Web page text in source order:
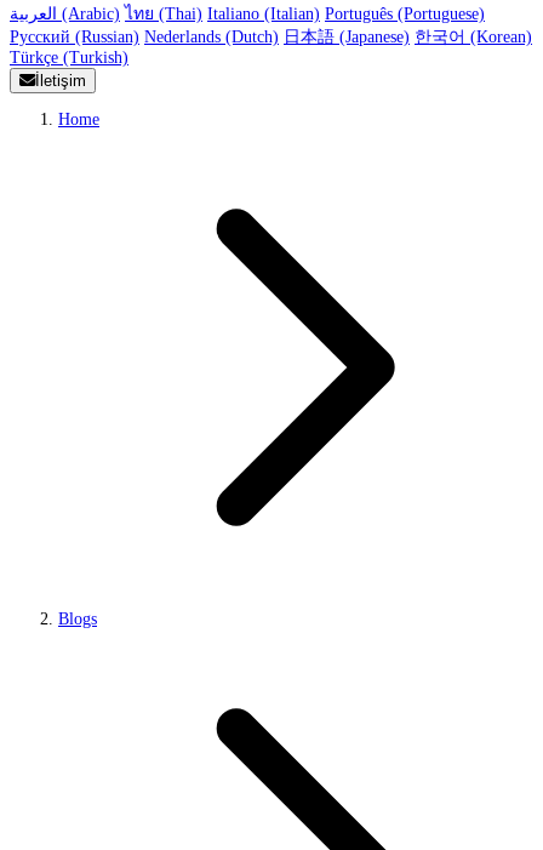
العربية (Arabic) ไทย (Thai) Italiano (Italian) Português (Portuguese)
Русский (Russian) Nederlands (Dutch) 日本語 (Japanese) 한국어 (Korean)
Türkçe (Turkish)
İletişim
Home
Blogs